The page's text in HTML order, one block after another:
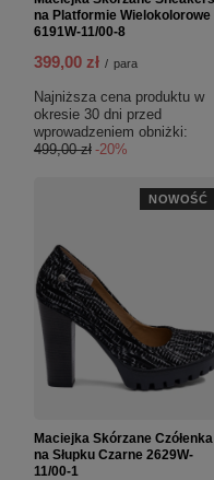
na Platformie Wielokolorowe
6191W-11/00-8
399,00 zł / para
Najniższa cena produktu w
okresie 30 dni przed
wprowadzeniem obniżki:
499,00 zł -20%
NOWOŚĆ
Maciejka Skórzane Czółenka
na Słupku Czarne 2629W-
11/00-1